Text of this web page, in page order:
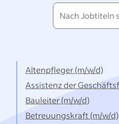
Nach
Jobtiteln
Altenpfleger (m/w/d)
Assistenz der
Bauleiter (m/w/d)
Betreuungskraft (m/w/d)